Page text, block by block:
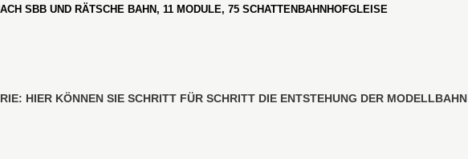
SBB UND RÄTSCHE BAHN, 11 MODULE, 75 SCHATTENBAHNHOFGLEISE
HIER KÖNNEN SIE SCHRITT FÜR SCHRITT DIE ENTSTEHUNG DER MODELLBAHN